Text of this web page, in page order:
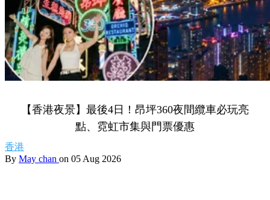
【香港夜景】最後4日！昂坪360夜間纜車必玩亮
點、霓虹市集與門票優惠
香港
By May chan on 05 Aug 2026